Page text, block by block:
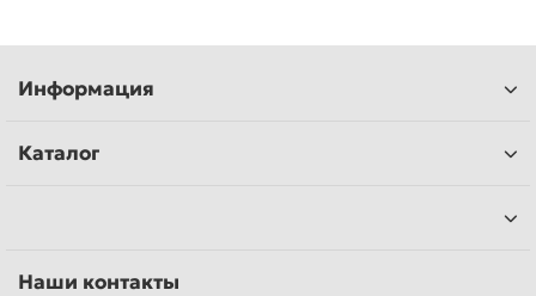
Информация
Каталог
Наши контакты